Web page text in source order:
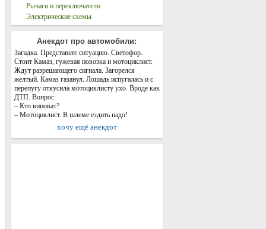
Рычаги и переключатели
Электрические схемы
Анекдот про автомобили:
Загадка. Представьте ситуацию. Светофор.
Стоит Камаз, гужевая повозка и мотоциклист.
Ждут разрешающего сигнала. Загорелся
желтый. Камаз газанул. Лошадь испугалась и с
перепугу откусила мотоциклисту ухо. Вроде как
ДТП. Вопрос:
– Кто виноват?
– Мотоциклист. В шлеме ездить надо!
хочу ещё анекдот